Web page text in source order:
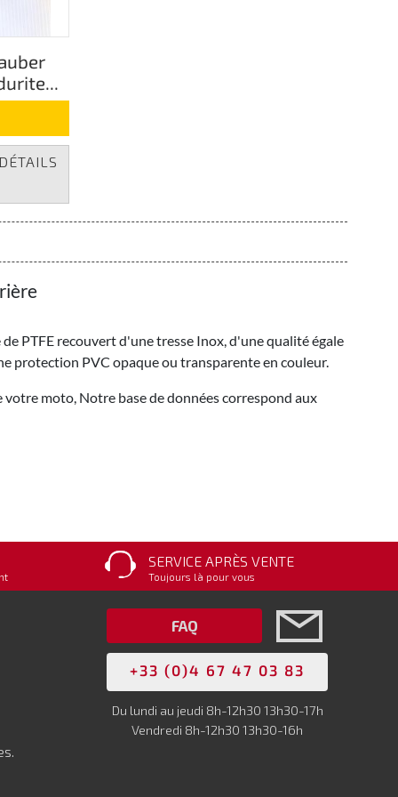
PTFE recouvert d'une tresse Inox, d'une qualité égale
protection PVC opaque ou transparente en couleur.
moto, Notre base de données correspond aux
SERVICE APRÈS VENTE
Toujours là pour vous
FAQ
+33 (0)4 67 47 03 83
Du lundi au jeudi 8h-12h30 13h30-17h
Vendredi 8h-12h30 13h30-16h